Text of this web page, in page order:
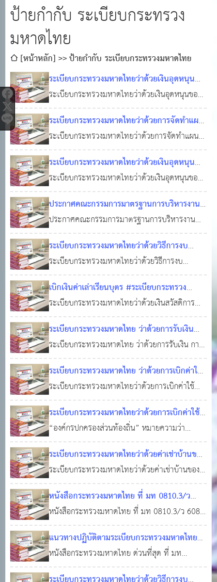
ป้ายกำกับ ระเบียบกระทรวง
มหาดไทย
[หน้าหลัก]
ป้ายกำกับ ระเบียบกระทรวงมหาดไทย
ระเบียบกระทรวงมหาดไทยว่าด้วยเงินอุดหนุน
ขององค์กรปกครองส่วนท้องถิ่น พ.ศ. 2569
02 มี.ค. 2569 0 1,360
ระเบียบกระทรวงมหาดไทยว่าด้วยเงินอุดหนุนของ
องค์กรปกครองส่วนท้องถิ่น พ.ศ. 2569
ระเบียบกระทรวงมหาดไทยว่าด้วยการจัดทำแผน
พัฒนาขององค์กรปกครองส่วนท้องถิ่น พ.ศ.
2548 แก้ไขเพิ่มเติม (ฉบับที่ 2) พ.ศ. 2559 และ
(ฉบับที่ 3) พ.ศ. 2561
02 มี.ค. 2569
0
482
ระเบียบกระทรวงมหาดไทยว่าด้วยการจัดทำแผน
พัฒนาขององค์กรปกครองส่วนท้องถิ่น พ.ศ. 2548
แก้ไขเพิ่มเติม (ฉบับที่ 2) พ.ศ. 2559 และ (ฉบับที่
3) พ.ศ. 2561
ระเบียบกระทรวงมหาดไทยว่าด้วยเงินอุดหนุน
ขององค์กรปกครองส่วนท้องถิ่น พ.ศ. 2569
25 ก.พ. 2569 0 1,489
ระเบียบกระทรวงมหาดไทยว่าด้วยเงินอุดหนุนของ
องค์กรปกครองส่วนท้องถิ่น พ.ศ. 2569
ประกาศคณะกรรมการมาตรฐานการบริหารงาน
บุคคลส่วนท้องถิ่น เรื่อง ประมวลจริยธรรม
พนักงานส่วนท้องถิ่น ลงวันที่ 5 พฤศจิกายน
2564 ได้ประกาศในราชกิจจานุเบกษาเมื่อวันที่
20 มกราคม 2565
15 ต.ค. 2568 0
ประกาศคณะกรรมการมาตรฐานการบริหารงาน
บุคคลส่วนท้องถิ่น เรื่อง ประมวลจริยธรรมพนักงาน
ส่วนท้องถิ่น ลงวันที่ 5 พฤศจิกายน 2564 ได้
ประกาศในราชกิจจานุเบกษาเมื่อวันที่ 20 มกราคม
2565
ระเบียบกระทรวงมหาดไทยว่าด้วยวิธีการงบ
ประมาณขององค์กรปกครองส่วนท้องถิ่น พ.ศ.
2563
13 ต.ค. 2568 0 1,117
ระเบียบกระทรวงมหาดไทยว่าด้วยวิธีการงบ
ประมาณขององค์กรปกครองส่วนท้องถิ่น พ.ศ.
2563
เบิกเงินค่าเล่าเรียนบุตร #ระเบียบกระทรวง
มหาดไทยว่าด้วยเงินสวัสดิการเกี่ยวกับการศึกษา
บุตรขององค์กรปกครองส่วนท้องถิ่น พ.ศ. 2563
#ใบเบิกเงินสวัสดิการเกี่ยวกับการศึกษาบุตรของ
องค์กรปกครองส่วนท้องถิ่น
16 พ.ย. 2566
0
2,443
ระเบียบกระทรวงมหาดไทยว่าด้วยเงินสวัสดิการ
เกี่ยวกับการศึกษาบุตรขององค์กรปกครองส่วนท้อง
ถิ่น พ.ศ. 2563 ข้อ 3 ให้ยกเลิก (1) ระเบียบ
กระทรวงมหาดไทยว่าด้วยเงินสวัสดิการเกี่ยวกับการ
ศึกษาของบุตรพนักงานส่วนท้องถิ่น พ.ศ. 2541 (2)
ระเบียบกระทรวงมหาดไทยว่าด้วยเงินสวัส
ระเบียบกระทรวงมหาดไทย ว่าด้วยการรับเงิน
การเบิกจ่ายเงิน การฝากเงิน การเก็บรักษาเงิน
และการตรวจเงินขององค์กรปกครองส่วนท้อง
ถิ่น พ.ศ. 2566
03 พ.ย. 2566 0 3,233
ระเบียบกระทรวงมหาดไทย ว่าด้วยการรับเงิน การ
เบิกจ่ายเงิน การฝากเงิน การเก็บรักษาเงิน และการ
ตรวจเงินขององค์กรปกครองส่วนท้องถิ่น พ.ศ.
2566
ระเบียบกระทรวงมหาดไทย ว่าด้วยการเบิกค่าใช้
จ่ายในการบริหารงานขององค์กรปกครองส่วน
ท้องถิ่น พ.ศ. 2562
15 มี.ค. 2565
0
11,736
ระเบียบกระทรวงมหาดไทยว่าด้วยการเบิกค่าใช้
จ่ายในการบริหารงานขององค์กรปกครองส่วนท้อง
ถิ่น พ.ศ. 2562 “องค์กรปกครองส่วนท้องถิ่น”
หมายความว่า องค์การบริหารส่วนจังหวัด เทศบาล
และ องค์การบริหารส่วนตําบล “ผู้บริหารท้องถิ่น”
หมายความว่า นายกองค์การบริหารส่วนจังหวัด
ระเบียบกระทรวงมหาดไทยว่าด้วยการเบิกค่าใช้
จ่ายในการจัดงานการจัดกิจกรรมสาธารณะ การ
ส่งเสริมกีฬา และการแข่งขันกีฬาขององค์กร
ปกครองส่วนท้องถิ่น พ.ศ. 2564
15 มี.ค. 2565
0
15,892
“องค์กรปกครองส่วนท้องถิ่น” หมายความว่า
องค์การบริหารส่วนจังหวัด เทศบาล และองค์การ
บริหารส่วนตำบล “ผู้บริหารท้องถิ่น” หมายความว่า
นายกองค์การบริหารส่วนจังหวัด นายกเทศมนตรี
และนายกองค์การบริหารส่วนตำบล “เจ้าหน้าที่ท้อง
ถิ่น” หมายความว่า ข้าราชการ พนักงาน ลูกจ
ระเบียบกระทรวงมหาดไทยว่าด้วยค่าเช่าบ้านของ
ข้าราชการส่วนท้องถิ่น (ฉบับที่ 4) พ.ศ. 2562
26 มี.ค. 2562 0 21,939
ระเบียบกระทรวงมหาดไทยว่าด้วยค่าเช่าบ้านของ
ข้าราชการส่วนท้องถิ่น (ฉบับที่ 4) พ.ศ. 2562
สมควรให้แก้ไขระเบียบกระทรวงมหาดไทยว่าด้วย
ค่าเช่าบ้านของข้าราชการส่วนท้องถิ่นให้สอดคล้อง
กับส่วนราชการ อาศัยอำนาจตามความใน มาตรา
๖ และมาตรา ๗๖ แห่งพระราชบัญญัติองค์การบริห
หนังสือกระทรวงมหาดไทย ที่ มท 0810.3/ว
6086 ลงวันที่ 19 สิงหาคม 2565 เรื่อง ซักซ้อม
แนวทางปฏิบัติการใช้แผนพัฒนาท้องถิ่นของ
องค์กรปกครองส่วนท้องถิ่นเพื่อจัดทําบริการ
สาธารณะหรือกิจกรรมสาธารณะ
22 ก.ย. 2565
0
27,707
หนังสือกระทรวงมหาดไทย ที่ มท 0810.3/ว 6086
ลงวันที่ 19 สิงหาคม 2565 เรื่อง ซักซ้อมแนวทาง
ปฏิบัติการใช้แผนพัฒนาท้องถิ่นขององค์กรปกครอง
ส่วนท้องถิ่นเพื่อจัดทําบริการสาธารณะหรือกิจกรรม
สาธารณะ หนังสือที่อ้างถึง 1. ระเบียบกระทรวง
แนวทางปฏิบัติตามระเบียบกระทรวงมหาดไทยว่า
ด้วยเงินอุดหนุนขององค์กรปกครองส่วนท้องถิ่น
26 ม.ค. 2565 0 24,801
หนังสือกระทรวงมหาดไทย ด่วนที่สุด ที่ มท
0808.2/ว 4750 ลงวันที่ 14 สิงหาคม 2563